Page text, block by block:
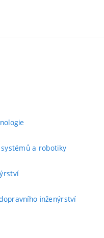
a robotiky
inženýrství